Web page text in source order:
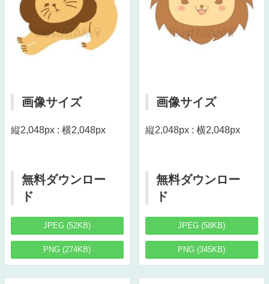
画像サイズ
縦2,048px : 横2,048px
無料ダウンロー
ド
JPEG (52KB)
PNG (274KB)
画像サイズ
縦2,048px : 横2,048px
無料ダウンロー
ド
JPEG (58KB)
PNG (345KB)